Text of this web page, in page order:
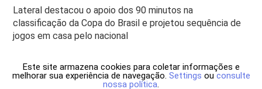
Lateral destacou o apoio dos 90 minutos na
classificação da Copa do Brasil e projetou sequência de
jogos em casa pelo nacional
Este site armazena cookies para coletar informações e
melhorar sua experiência de navegação. Settings ou consulte
nossa política.